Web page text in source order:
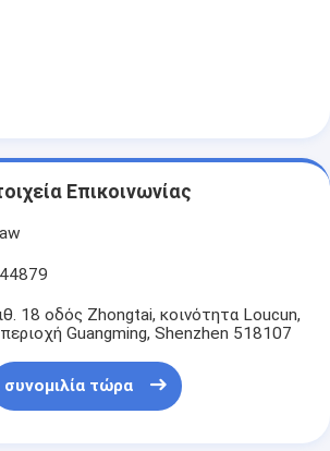
Επικοινωνίας
18 οδός Zhongtai, κοινότητα Loucun,
Guangming, Shenzhen 518107
συνομιλία τώρα